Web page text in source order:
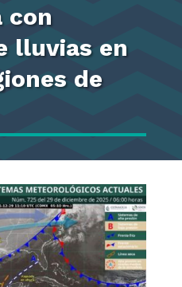
con
lluvias en
de